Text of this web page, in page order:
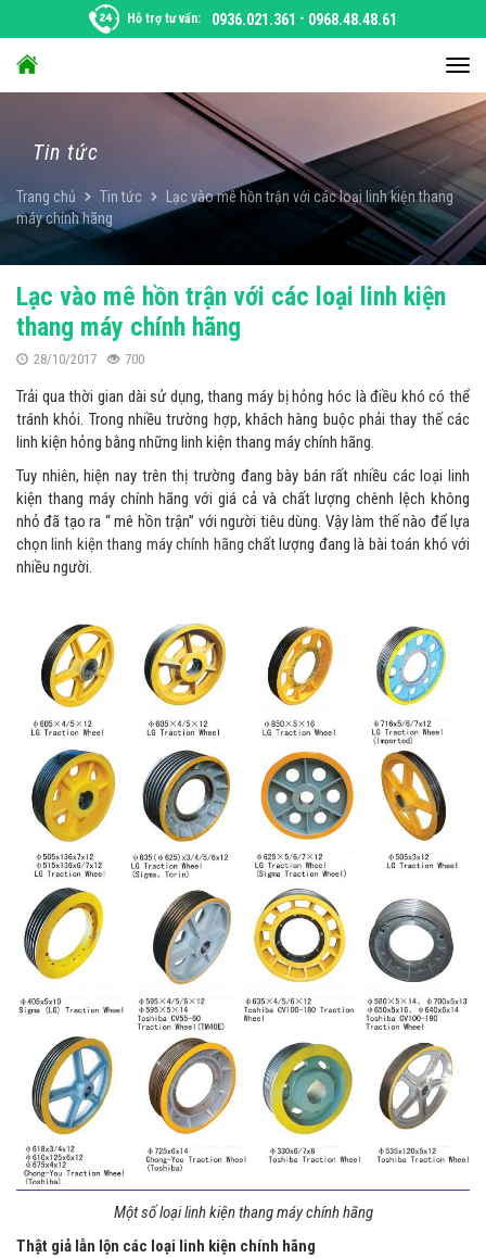
dung
Hỗ trợ tư vấn: 0936.021.361 - 0968.48.48.61
đổi
điều
Tin tức
Trang chủ Tin tức
Lạc vào mê hồn trận với các loại linh kiện thang
máy chính hãng
Lạc vào mê hồn trận với các loại linh kiện
thang máy chính hãng
28/10/2017 700
Trải qua thời gian dài sử dụng, thang máy bị hỏng hóc là điều khó có thể
tránh khỏi. Trong nhiều trường hợp, khách hàng buộc phải thay thế các
linh kiện hỏng bằng những linh kiện thang máy chính hãng.
Tuy nhiên, hiện nay trên thị trường đang bày bán rất nhiều các loại linh
kiện thang máy chính hãng với giá cả và chất lượng chênh lệch không
nhỏ đã tạo ra “ mê hồn trận” với người tiêu dùng. Vậy làm thế nào để lựa
chọnlinh kiện thang máy chính hãng chất lượng đang là bài toán khó với
nhiều người.
Một số loại linh kiện thang máy chính hãng
Thật giả lẫn lộn các loại linh kiện chính hãng